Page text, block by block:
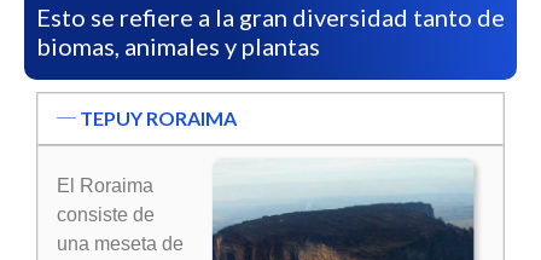
Esto se refiere a la gran diversidad tanto de
biomas, animales y plantas
TEPUY RORAIMA
El Roraima
consiste de
una meseta de